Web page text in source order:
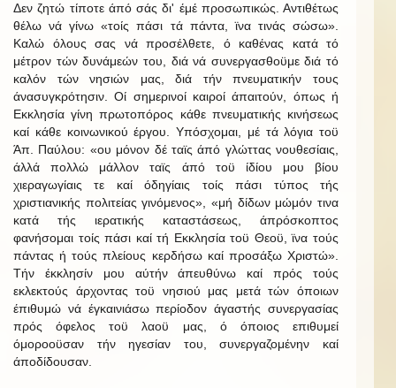
Δεν ζητώ τίποτε άπό σάς δι' έμέ προσωπικώς. Αντιθέτως
θέλω νά γίνω «τοίς πάσι τά πάντα, ϊνα τινάς σώσω».
Καλώ όλους σας νά προσέλθετε, ό καθένας κατά τό
μέτρον τών δυνάμεών του, διά νά συνεργασθοϋμε διά τό
καλόν τών νησιών μας, διά τήν πνευματικήν τους
άνασυγκρότησιν. Οί σημερινοί καιροί άπαιτούν, όπως ή
Εκκλησία γίνη πρωτοπόρος κάθε πνευματικής κινήσεως
καί κάθε κοινωνικού έργου. Υπόσχομαι, μέ τά λόγια τοϋ
Άπ. Παύλου: «ου μόνον δέ ταϊς άπό γλώττας νουθεσίαις,
άλλά πολλώ μάλλον ταϊς άπό τοϋ ίδίου μου βίου
χιεραγωγίαις τε καί όδηγίαις τοίς πάσι τύπος τής
χριστιανικής πολιτείας γινόμενος», «μή δίδων μώμόν τινα
κατά τής ιερατικής καταστάσεως, άπρόσκοπτος
φανήσομαι τοίς πάσι καί τή Εκκλησία τοϋ Θεοϋ, ϊνα τούς
πάντας ή τούς πλείους κερδήσω καί προσάξω Χριστώ».
Τήν έκκλησίν μου αύτήν άπευθύνω καί πρός τούς
εκλεκτούς άρχοντας τοϋ νησιού μας μετά τών όποιων
έπιθυμώ νά έγκαινιάσω περίοδον άγαστής συνεργασίας
πρός όφελος τοϋ λαοϋ μας, ό όποιος επιθυμεί
όμοροοϋσαν τήν ηγεσίαν του, συνεργαζομένην καί
άποδίδουσαν.